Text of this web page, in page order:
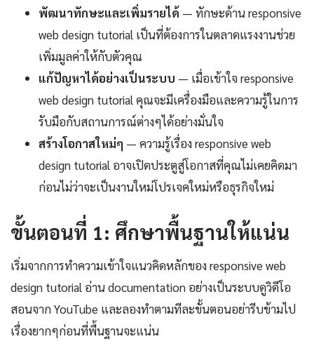
พัฒนาทักษะและเพิ่มรายได้ — ทักษะด้าน responsive
web design tutorial เป็นที่ต้องการในตลาดแรงงานช่วย
เพิ่มมูลค่าให้กับตัวคุณ
แก้ปัญหาได้อย่างเป็นระบบ — เมื่อเข้าใจ responsive
web design tutorial คุณจะมีเครื่องมือและความรู้ในการ
รับมือกับสถานการณ์ต่างๆได้อย่างมั่นใจ
สร้างโอกาสใหม่ๆ — ความรู้เรื่อง responsive web
design tutorial อาจเปิดประตูสู่โอกาสที่คุณไม่เคยคิดมา
ก่อนไม่ว่าจะเป็นงานใหม่โปรเจคใหม่หรือธุรกิจใหม่
ขั้นตอนที่ 1: ศึกษาพื้นฐานให้แน่น
เริ่มจากการทำความเข้าใจแนวคิดหลักของ responsive web
design tutorial อ่าน documentation อย่างเป็นระบบดูวิดีโอ
สอนจาก YouTube และลองทำตามทีละขั้นตอนอย่ารีบข้ามไป
เรื่องยากๆก่อนที่พื้นฐานจะแน่น